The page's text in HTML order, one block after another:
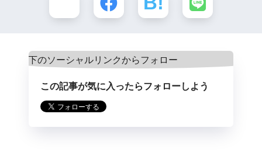
この記事が気に入ったらフォローしよう